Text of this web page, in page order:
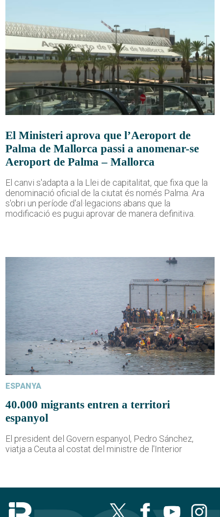
El Ministeri aprova que l’Aeroport de
Palma de Mallorca passi a anomenar-se
Aeroport de Palma – Mallorca
El canvi s'adapta a la Llei de capitalitat, que fixa que la
denominació oficial de la ciutat és només Palma. Ara
s'obri un període d'al·legacions abans que la
modificació es pugui aprovar de manera definitiva.
ESPANYA
40.000 migrants entren a territori
espanyol
El president del Govern espanyol, Pedro Sánchez,
viatja a Ceuta al costat del ministre de l'Interior